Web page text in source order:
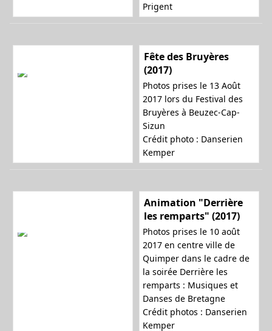
Prigent
Fête des Bruyères
(2017)
Photos prises le 13 Août
2017 lors du Festival des
Bruyères à Beuzec-Cap-
Sizun
Crédit photo : Danserien
Kemper
Animation "Derrière
les remparts" (2017)
Photos prises le 10 août
2017 en centre ville de
Quimper dans le cadre de
la soirée Derrière les
remparts : Musiques et
Danses de Bretagne
Crédit photos : Danserien
Kemper